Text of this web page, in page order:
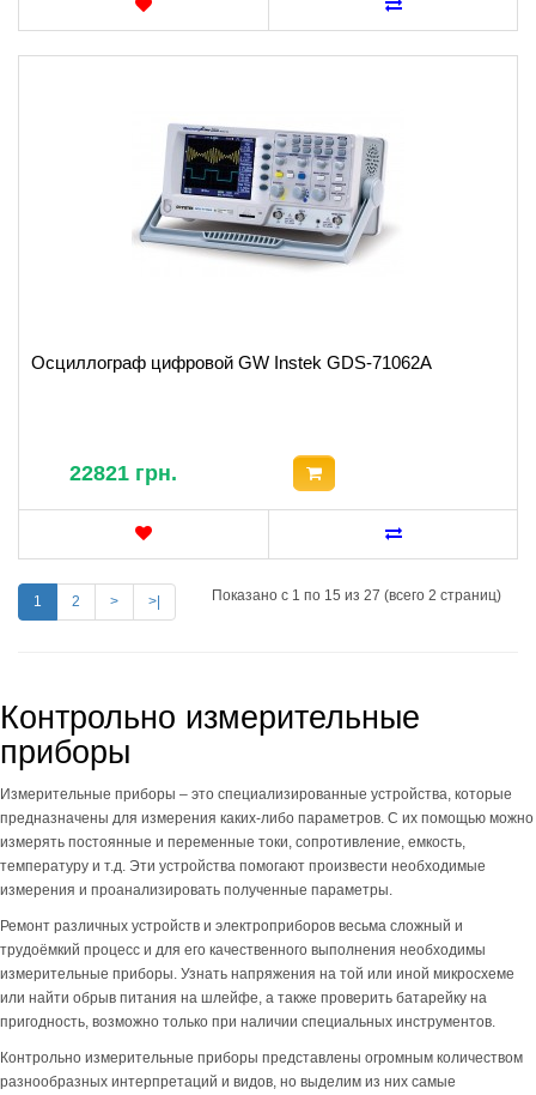
Осциллограф цифровой GW Instek GDS-71062A
22821 грн.
1 2 > >| Показано с 1 по 15 из 27 (всего 2 страниц)
Контрольно измерительные
приборы
Измерительные приборы – это специализированные устройства, которые
предназначены для измерения каких-либо параметров. С их помощью можно
измерять постоянные и переменные токи, сопротивление, емкость,
температуру и т.д. Эти устройства помогают произвести необходимые
измерения и проанализировать полученные параметры.
Ремонт различных устройств и электроприборов весьма сложный и
трудоёмкий процесс и для его качественного выполнения необходимы
измерительные приборы. Узнать напряжения на той или иной микросхеме
или найти обрыв питания на шлейфе, а также проверить батарейку на
пригодность, возможно только при наличии специальных инструментов.
Контрольно измерительные приборы представлены огромным количеством
разнообразных интерпретаций и видов, но выделим из них самые